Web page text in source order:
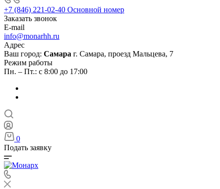
+7 (846) 221-02-40 Основной номер
Заказать звонок
E-mail
info@monarhh.ru
Адрес
Ваш город: Самара г. Самара, проезд Мальцева, 7
Режим работы
Пн. – Пт.: с 8:00 до 17:00
0
Подать заявку